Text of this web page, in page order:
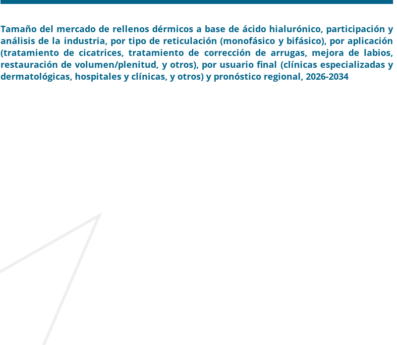
Tamaño del mercado de rellenos dérmicos a base de ácido hialurónico, participación y
análisis de la industria, por tipo de reticulación (monofásico y bifásico), por aplicación
(tratamiento de cicatrices, tratamiento de corrección de arrugas, mejora de labios,
restauración de volumen/plenitud, y otros), por usuario final (clínicas especializadas y
dermatológicas, hospitales y clínicas, y otros) y pronóstico regional, 2026-2034